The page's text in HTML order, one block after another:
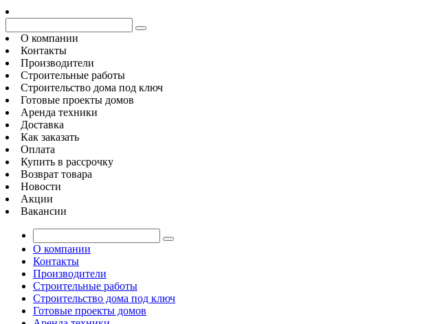
О компании
Контакты
Производители
Строительные работы
Строительство дома под ключ
Готовые проекты домов
Аренда техники
Доставка
Как заказать
Оплата
Купить в рассрочку
Возврат товара
Новости
Акции
Вакансии
О компании
Контакты
Производители
Строительные работы
Строительство дома под ключ
Готовые проекты домов